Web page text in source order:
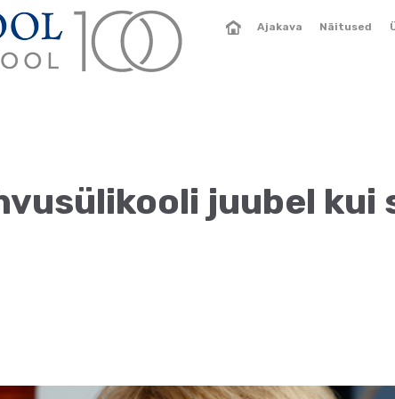
Ajakava Näitused
juubel kui